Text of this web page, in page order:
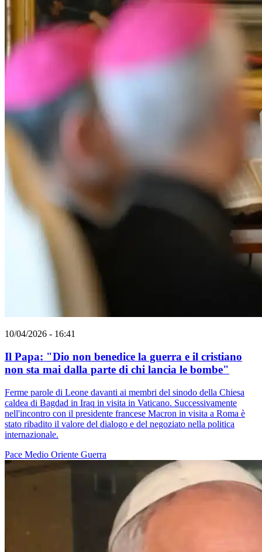
10/04/2026 - 16:41
Il Papa: "Dio non benedice la guerra e il cristiano
non sta mai dalla parte di chi lancia le bombe"
Ferme parole di Leone davanti ai membri del sinodo della Chiesa
caldea di Bagdad in Iraq in visita in Vaticano. Successivamente
nell'incontro con il presidente francese Macron in visita a Roma è
stato ribadito il valore del dialogo e del negoziato nella politica
internazionale.
Pace Medio Oriente Guerra